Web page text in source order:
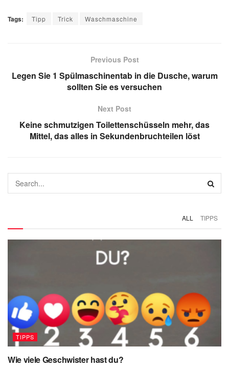
Tags: Tipp Trick Waschmaschine
Previous Post
Legen Sie 1 Spülmaschinentab in die Dusche, warum
sollten Sie es versuchen
Next Post
Keine schmutzigen Toilettenschüsseln mehr, das
Mittel, das alles in Sekundenbruchteilen löst
ALL TIPPS
TIPPS
Wie viele Geschwister hast du?